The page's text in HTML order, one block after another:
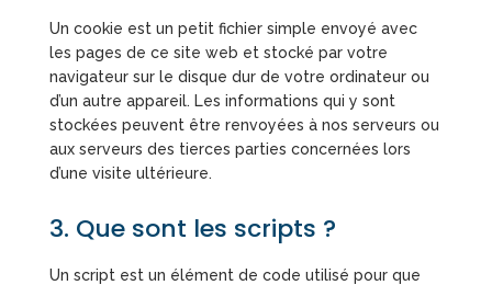
Un cookie est un petit fichier simple envoyé avec
les pages de ce site web et stocké par votre
navigateur sur le disque dur de votre ordinateur ou
d’un autre appareil. Les informations qui y sont
stockées peuvent être renvoyées à nos serveurs ou
aux serveurs des tierces parties concernées lors
d’une visite ultérieure.
3. Que sont les scripts ?
Un script est un élément de code utilisé pour que